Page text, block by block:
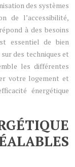
des systèmes
de l’accessibilité,
à des besoins
essentiel de bien
des techniques et
les différentes
votre logement et
énergétique